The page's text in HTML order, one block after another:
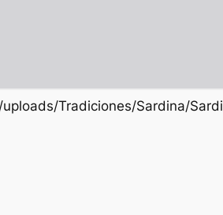
Tradiciones/Sardina/